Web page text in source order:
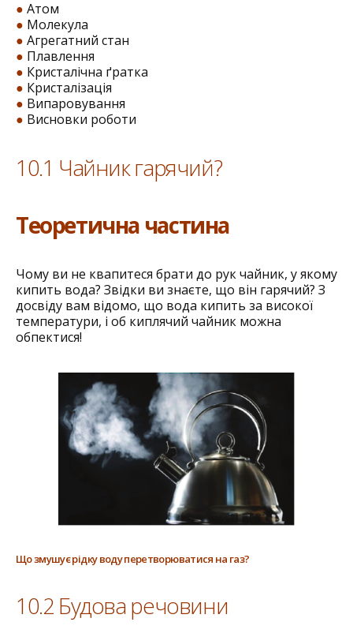
● Атом
● Молекула
● Агрегатний стан
● Плавлення
● Кристалічна ґратка
● Кристалізація
● Випаровування
● Висновки роботи
10.1 Чайник гарячий?
Теоретична частина
Чому ви не квапитеся брати до рук чайник, у якому
кипить вода? Звідки ви знаєте, що він ­гарячий? З
досвіду вам відомо, що вода кипить за високої
температури, і об киплячий чайник можна
обпектися!
Що змушує рідку воду перетворюватися на газ?
10.2 Будова речовини